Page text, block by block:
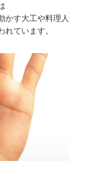
かす大工や料理人
ています。